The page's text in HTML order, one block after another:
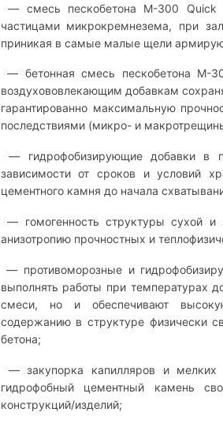
— смесь пескобетона М-300 Quick
частицами микрокремнезема, при
приникая в самые малые щели
— бетонная смесь пескобетона М-
воздухововлекающим добавкам
гарантированно максимальную
последствиями (микро- и
— гидрофобизирующие добавки в
зависимости от сроков и условий
цементного камня до начала
— гомогенность структуры сухой и
анизотропию прочностных и
— противоморозные и
выполнять работы при температурах
смеси, но и обеспечивают
содержанию в структуре физически
бетона;
— закупорка капилляров и
гидрофобный цементный камень
конструкций/изделий;